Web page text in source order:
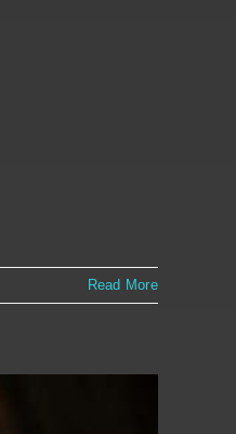
Read More